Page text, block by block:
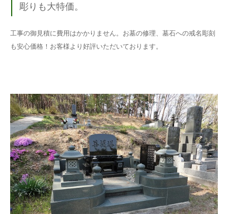
彫りも大特価。
工事の御見積に費用はかかりません。お墓の修理、墓石への戒名彫刻
も安心価格！お客様より好評いただいております。